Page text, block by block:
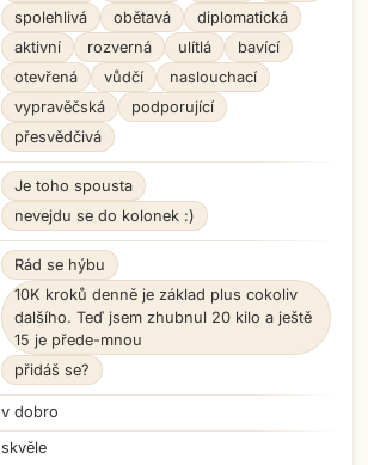
spolehlivá
obětavá
diplomatická
aktivní
rozverná ulítlá
bavící
otevřená
vůdčí
naslouchací
vypravěčská
podporující
přesvědčivá
Je toho spousta
nevejdu se do kolonek :)
Rád se hýbu
10K kroků denně je základ plus cokoliv
dalšího. Teď jsem zhubnul 20 kilo a ještě
15 je přede-mnou
přidáš se?
v dobro
skvěle